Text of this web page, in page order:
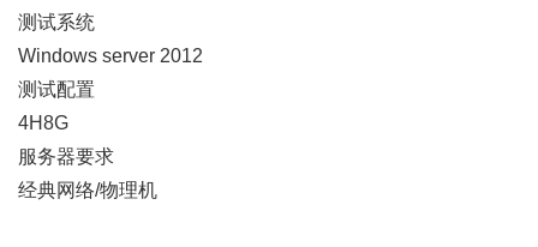
测试系统
Windows server 2012
测试配置
4H8G
服务器要求
经典网络/物理机